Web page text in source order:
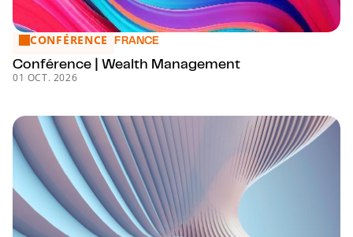
Conférence | Wealth Management
CONFÉRENCE FRANCE
Conférence | Wealth Management
01 OCT. 2026